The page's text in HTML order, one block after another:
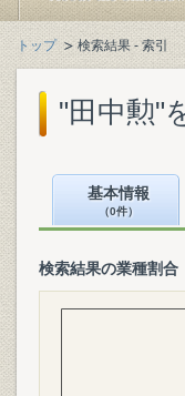
トップ 検索結果 - 索引
"田中勲"
基本情報
（0件）
検索結果の業種割合